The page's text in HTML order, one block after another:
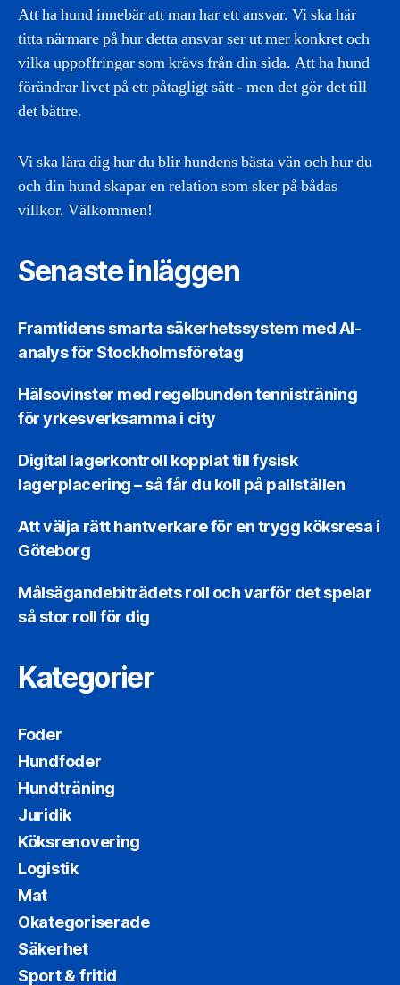
Att ha hund innebär att man har ett ansvar. Vi ska här
titta närmare på hur detta ansvar ser ut mer konkret och
vilka uppoffringar som krävs från din sida. Att ha hund
förändrar livet på ett påtagligt sätt - men det gör det till
det bättre.
Vi ska lära dig hur du blir hundens bästa vän och hur du
och din hund skapar en relation som sker på bådas
villkor. Välkommen!
Senaste inläggen
Framtidens smarta säkerhetssystem med AI-
analys för Stockholmsföretag
Hälsovinster med regelbunden tennisträning
för yrkesverksamma i city
Digital lagerkontroll kopplat till fysisk
lagerplacering – så får du koll på pallställen
Att välja rätt hantverkare för en trygg köksresa i
Göteborg
Målsägandebiträdets roll och varför det spelar
så stor roll för dig
Kategorier
Foder
Hundfoder
Hundträning
Juridik
Köksrenovering
Logistik
Mat
Okategoriserade
Säkerhet
Sport & fritid